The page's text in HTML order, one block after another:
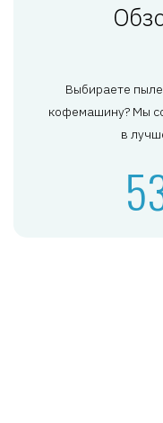
Выбираете
кофемашину? Мы
в